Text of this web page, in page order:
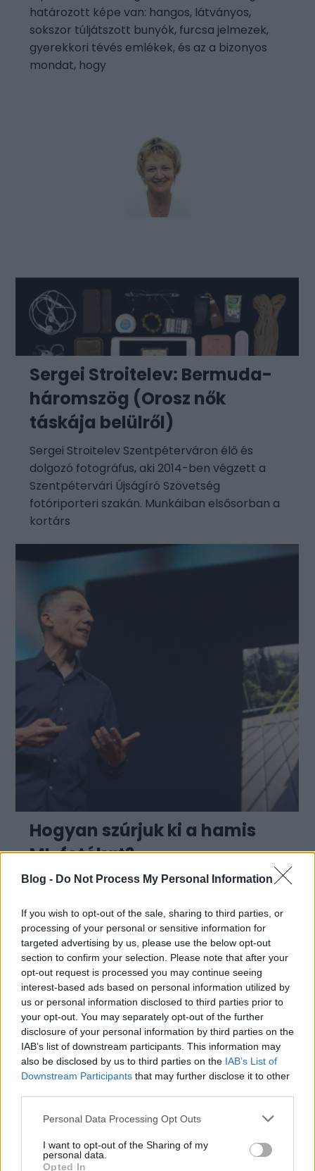
Blog - Do Not Process My Personal Information
If you wish to opt-out of the sale, sharing to third parties, or
processing of your personal or sensitive information for
targeted advertising by us, please use the below opt-out
section to confirm your selection. Please note that after your
opt-out request is processed you may continue seeing
interest-based ads based on personal information utilized by
us or personal information disclosed to third parties prior to
your opt-out. You may separately opt-out of the further
disclosure of your personal information by third parties on the
IAB’s list of downstream participants. This information may
also be disclosed by us to third parties on the IAB’s List of
Downstream Participants that may further disclose it to other
Please note that this website/app uses one or more Google
not limited to your visit or usage behaviour. You may click to
grant or deny consent to Google and its third-party tags to
Personal Data Processing Opt Outs
I want to opt-out of the Sharing of my
personal data.
Opted In
határozott képe van: hangos, látványos,
sokszor túljátszott bunyók, furcsa jelmezek,
gyerekkori tévés emlékek, és az a bizonyos
mondat, hogy
Sergei Stroitelev: Bermuda-
háromszög (Orosz nők
táskája belülről)
Sergei Stroitelev Szentpéterváron élő és
dolgozó fotográfus, aki 2014-ben végzett a
Szentpétervári Újságíró Szövetség
fotóriporteri szakán. Munkáiban elsősorban a
kortárs
Hogyan szúrjuk ki a hamis
MI-fotókat?
Hany Farid amerikai alkalmazott matematikus
digitális képek és videók elemzésével és
hitelesítésével. A Berkeley Egyetem
Aktuális kiállításaink